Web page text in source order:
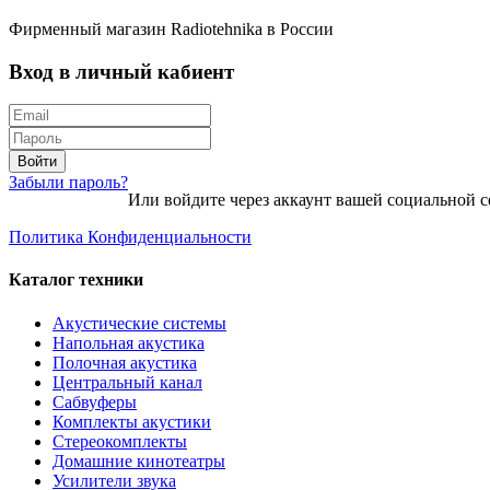
Фирменный магазин Radiotehnika в России
Вход в личный кабиент
Войти
Забыли пароль?
Или войдите через аккаунт вашей социальной
Политика Конфиденциальности
Каталог техники
Акустические системы
Напольная акустика
Полочная акустика
Центральный канал
Сабвуферы
Комплекты акустики
Стереокомплекты
Домашние кинотеатры
Усилители звука